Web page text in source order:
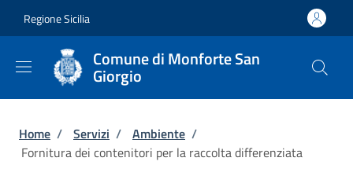
Regione Sicilia
Comune di Monforte San
Giorgio
Briciole di pane
Home / Servizi / Ambiente /
Fornitura dei contenitori per la raccolta differenziata